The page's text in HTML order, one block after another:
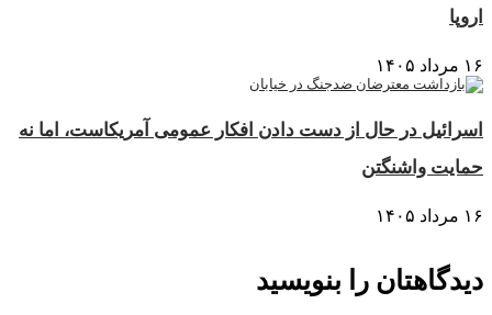
اروپا
۱۶ مرداد ۱۴۰۵
اسرائیل در حال از دست دادن افکار عمومی آمریکاست، اما نه
حمایت واشنگتن
۱۶ مرداد ۱۴۰۵
دیدگاهتان را بنویسید